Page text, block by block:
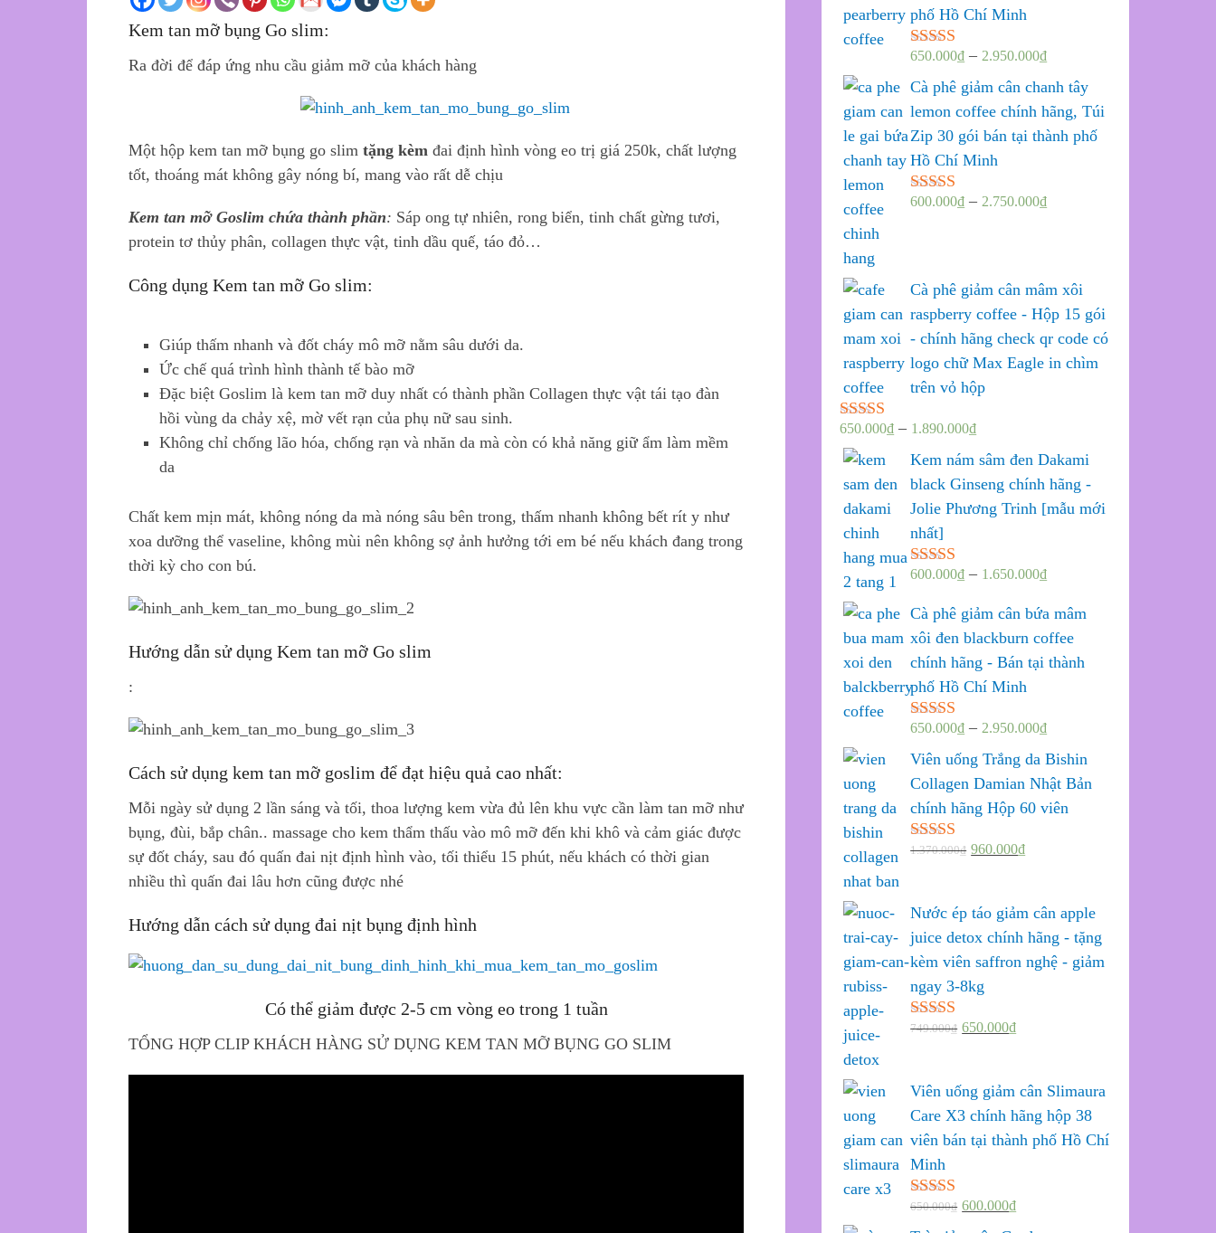
Kem tan mỡ bụng Go slim:
Ra đời để đáp ứng nhu cầu giảm mỡ của khách hàng
Một hộp kem tan mỡ bụng go slim tặng kèm đai định hình vòng eo trị giá 250k, chất lượng
tốt, thoáng mát không gây nóng bí, mang vào rất dễ chịu
Kem tan mỡ Goslim chứa thành phần: Sáp ong tự nhiên, rong biển, tinh chất gừng tươi,
protein tơ thủy phân, collagen thực vật, tinh dầu quế, táo đỏ…
Công dụng Kem tan mỡ Go slim:
Giúp thấm nhanh và đốt cháy mô mỡ nằm sâu dưới da.
Ức chế quá trình hình thành tế bào mỡ
Đặc biệt Goslim là kem tan mỡ duy nhất có thành phần Collagen thực vật tái tạo đàn
hồi vùng da chảy xệ, mờ vết rạn của phụ nữ sau sinh.
Không chỉ chống lão hóa, chống rạn và nhăn da mà còn có khả năng giữ ẩm làm mềm
da
Chất kem mịn mát, không nóng da mà nóng sâu bên trong, thấm nhanh không bết rít y như
xoa dưỡng thể vaseline, không mùi nên không sợ ảnh hưởng tới em bé nếu khách đang trong
thời kỳ cho con bú.
Hướng dẫn sử dụng Kem tan mỡ Go slim
:
Cách sử dụng kem tan mỡ goslim để đạt hiệu quả cao nhất:
Mỗi ngày sử dụng 2 lần sáng và tối, thoa lượng kem vừa đủ lên khu vực cần làm tan mỡ như
bụng, đùi, bắp chân.. massage cho kem thẩm thấu vào mô mỡ đến khi khô và cảm giác được
sự đốt cháy, sau đó quấn đai nịt định hình vào, tối thiểu 15 phút, nếu khách có thời gian
nhiều thì quấn đai lâu hơn cũng được nhé
Hướng dẫn cách sử dụng đai nịt bụng định hình
Có thể giảm được 2-5 cm vòng eo trong 1 tuần
TỔNG HỢP CLIP KHÁCH HÀNG SỬ DỤNG KEM TAN MỠ BỤNG GO SLIM
phố Hồ Chí Minh
Được xếp
sao
650.000₫ – 2.950.000₫
Cà phê giảm cân chanh tây
lemon coffee chính hãng, Túi
Zip 30 gói bán tại thành phố
Hồ Chí Minh
Được xếp
600.000₫ – 2.750.000₫
Cà phê giảm cân mâm xôi
raspberry coffee - Hộp 15 gói
- chính hãng check qr code có
logo chữ Max Eagle in chìm
trên vỏ hộp
Được xếp
hạng
sao
650.000₫ – 1.890.000₫
Kem nám sâm đen Dakami
black Ginseng chính hãng -
Jolie Phương Trinh [mẫu mới
nhất]
Được xếp
sao
600.000₫ – 1.650.000₫
Cà phê giảm cân bứa mâm
xôi đen blackburn coffee
chính hãng - Bán tại thành
phố Hồ Chí Minh
Được xếp
sao
650.000₫ – 2.950.000₫
Viên uống Trắng da Bishin
Collagen Damian Nhật Bản
chính hãng Hộp 60 viên
Được xếp
1.370.000₫ 960.000₫
Nước ép táo giảm cân apple
juice detox chính hãng - tặng
kèm viên saffron nghệ - giảm
ngay 3-8kg
Được xếp
749.000₫ 650.000₫
Viên uống giảm cân Slimaura
Care X3 chính hãng hộp 38
viên bán tại thành phố Hồ Chí
Minh
Được xếp
650.000₫ 600.000₫